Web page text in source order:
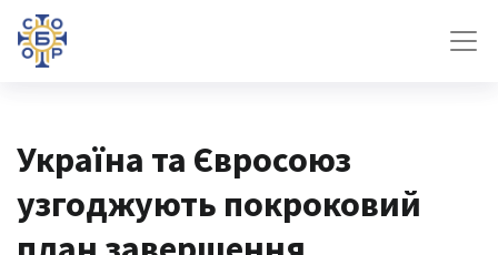
Україна та Євросоюз
узгоджують покроковий